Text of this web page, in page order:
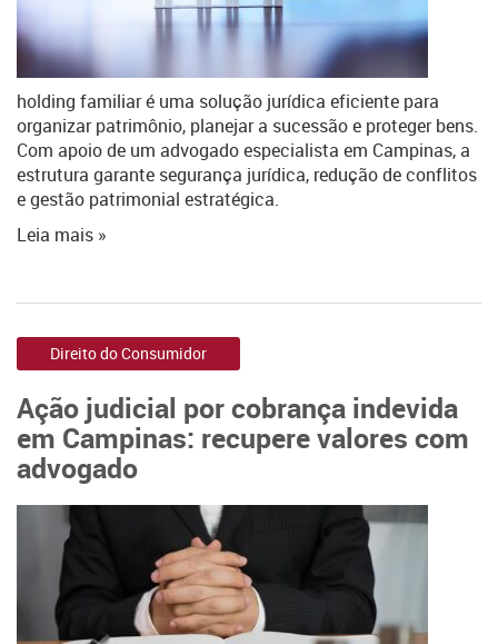
holding familiar é uma solução jurídica eficiente para
organizar patrimônio, planejar a sucessão e proteger bens.
Com apoio de um advogado especialista em Campinas, a
estrutura garante segurança jurídica, redução de conflitos
e gestão patrimonial estratégica.
Leia mais »
Direito do Consumidor
Ação judicial por cobrança indevida
em Campinas: recupere valores com
advogado